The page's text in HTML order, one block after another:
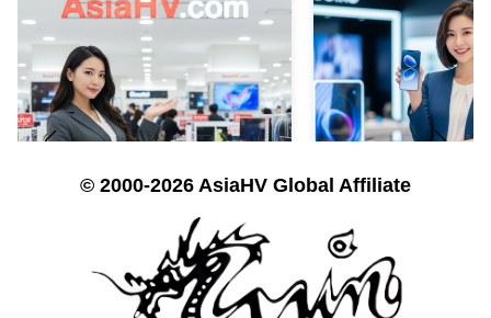
© 2000-2026 AsiaHV Global Affiliate